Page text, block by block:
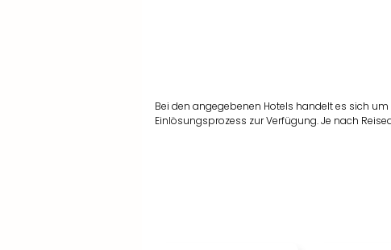
Bei den angegebenen Hotels handelt es sich
Einlösungsprozess zur Verfügung. Je nach